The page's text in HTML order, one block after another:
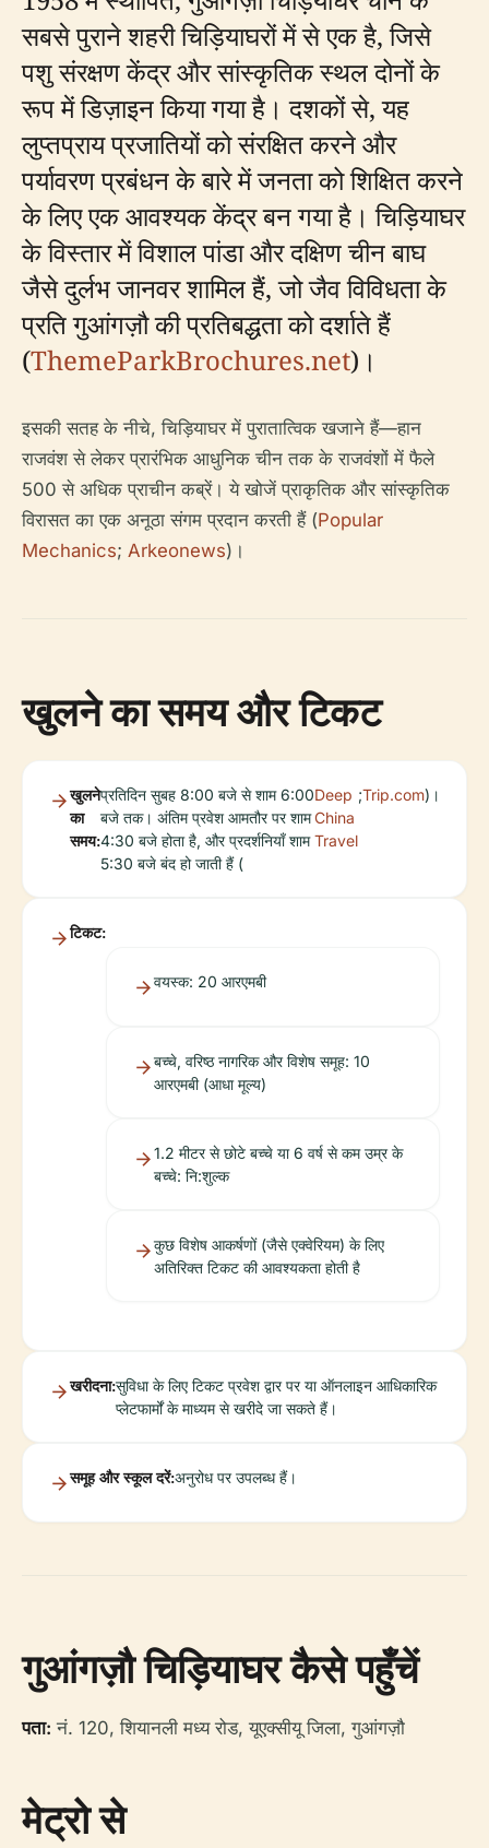
सबसे पुराने शहरी चिड़ियाघरों में से एक है, जिसे
पशु संरक्षण केंद्र और सांस्कृतिक स्थल दोनों के
रूप में डिज़ाइन किया गया है। दशकों से, यह
लुप्तप्राय प्रजातियों को संरक्षित करने और
पर्यावरण प्रबंधन के बारे में जनता को शिक्षित करने
के लिए एक आवश्यक केंद्र बन गया है। चिड़ियाघर
के विस्तार में विशाल पांडा और दक्षिण चीन बाघ
जैसे दुर्लभ जानवर शामिल हैं, जो जैव विविधता के
प्रति गुआंगज़ौ की प्रतिबद्धता को दर्शाते हैं
(ThemeParkBrochures.net)।
इसकी सतह के नीचे, चिड़ियाघर में पुरातात्विक खजाने हैं—हान
राजवंश से लेकर प्रारंभिक आधुनिक चीन तक के राजवंशों में फैले
500 से अधिक प्राचीन कब्रें। ये खोजें प्राकृतिक और सांस्कृतिक
विरासत का एक अनूठा संगम प्रदान करती हैं (Popular
Mechanics; Arkeonews)।
खुलने का समय और टिकट
खुलने
का
समय:
प्रतिदिन सुबह 8:00 बजे से शाम 6:00
बजे तक। अंतिम प्रवेश आमतौर पर शाम
4:30 बजे होता है, और प्रदर्शनियाँ शाम
5:30 बजे बंद हो जाती हैं (
Deep
China
Travel
;Trip.com)।
टिकट:
वयस्क: 20 आरएमबी
बच्चे, वरिष्ठ नागरिक और विशेष समूह: 10
आरएमबी (आधा मूल्य)
1.2 मीटर से छोटे बच्चे या 6 वर्ष से कम उम्र के
बच्चे: नि:शुल्क
कुछ विशेष आकर्षणों (जैसे एक्वेरियम) के लिए
अतिरिक्त टिकट की आवश्यकता होती है
खरीदना:सुविधा के लिए टिकट प्रवेश द्वार पर या ऑनलाइन आधिकारिक
प्लेटफार्मों के माध्यम से खरीदे जा सकते हैं।
समूह और स्कूल दरें:अनुरोध पर उपलब्ध हैं।
गुआंगज़ौ चिड़ियाघर कैसे पहुँचें
पता: नं. 120, शियानली मध्य रोड, यूएक्सीयू जिला, गुआंगज़ौ
मेट्रो से